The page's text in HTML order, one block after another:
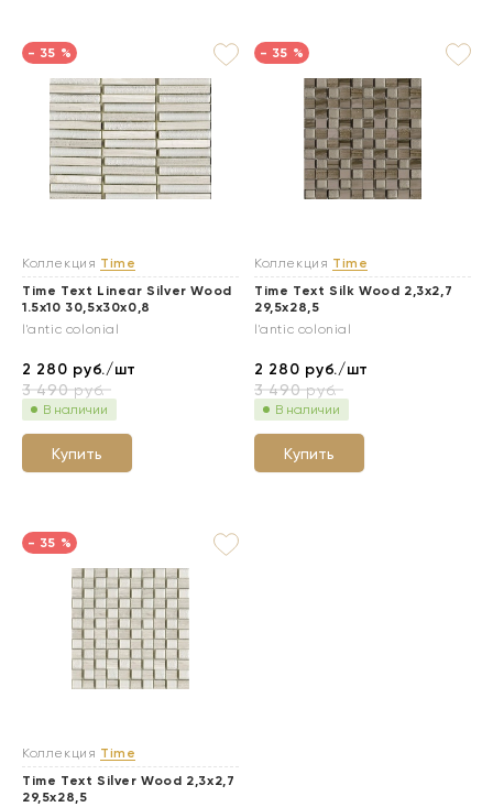
- 35 %
Коллекция Time
Time Text Linear Silver Wood
1.5x10 30,5x30x0,8
l'antic colonial
2 280 руб./шт
3 490руб.
В наличии
Купить
- 35 %
Коллекция Time
Time Text Silk Wood 2,3x2,7
29,5x28,5
l'antic colonial
2 280 руб./шт
3 490руб.
В наличии
Купить
- 35 %
Коллекция Time
Time Text Silver Wood 2,3x2,7
29,5x28,5